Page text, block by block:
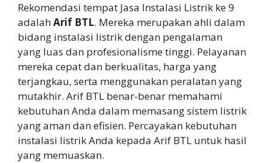
Rekomendasi tempat Jasa Instalasi Listrik ke 9
adalahArif BTL. Mereka merupakan ahli dalam
bidang instalasi listrik dengan pengalaman
yang luas dan profesionalisme tinggi. Pelayanan
mereka cepat dan berkualitas, harga yang
terjangkau, serta menggunakan peralatan yang
mutakhir. Arif BTL benar-benar memahami
kebutuhan Anda dalam memasang sistem listrik
yang aman dan efisien. Percayakan kebutuhan
instalasi listrik Anda kepada Arif BTL untuk hasil
yang memuaskan.